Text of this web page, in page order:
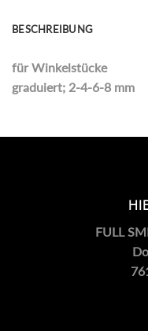
BESCHREIBUNG
für Winkelstücke
graduiert; 2-4-6-8 mm
FULL